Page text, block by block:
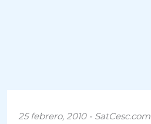
25 febrero, 2010 - SatCesc.com